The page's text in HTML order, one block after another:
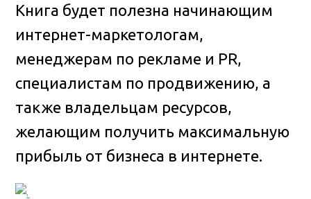
Книга будет полезна начинающим
интернет-маркетологам,
менеджерам по рекламе и PR,
специалистам по продвижению, а
также владельцам ресурсов,
желающим получить максимальную
прибыль от бизнеса в интернете.